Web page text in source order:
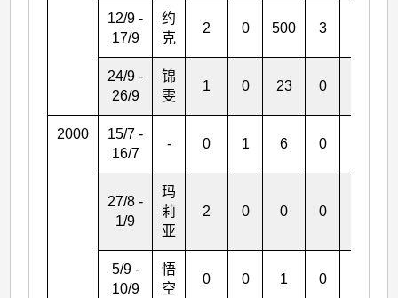
12/9 -
17/9
约
克
2 0 500 3
24/9 -
26/9
锦
雯
1 0 23 0
2000
15/7 -
16/7
- 0 1 6 0
27/8 -
1/9
玛
莉
亚
2 0 0 0
5/9 -
10/9
悟
空
0 0 1 0